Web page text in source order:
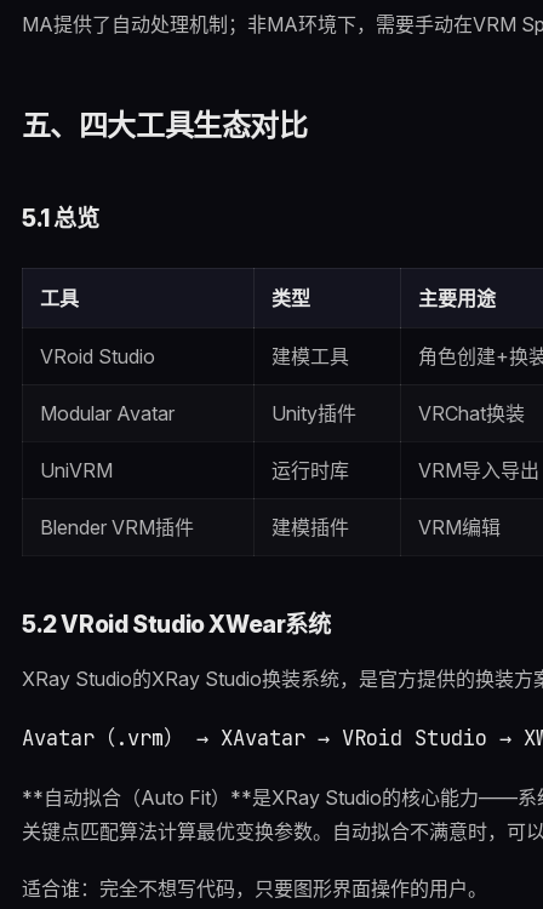
MA提供了自动处理机制；非MA环境下，需要手动在VRM
五、四大工具生态对比
5.1 总览
工具 类型 主要用途
VRoid Studio 建模工具 角色创建+换
Modular Avatar Unity插件 VRChat换装
UniVRM 运行时库 VRM导入导出
Blender VRM插件 建模插件 VRM编辑
5.2 VRoid Studio XWear系统
XRay Studio的XRay Studio换装系统，是官方提供的换装方
**自动拟合（Auto Fit）**是XRay Studio的核心能力——系
关键点匹配算法计算最优变换参数。自动拟合不满意时，可
适合谁：完全不想写代码，只要图形界面操作的用户。